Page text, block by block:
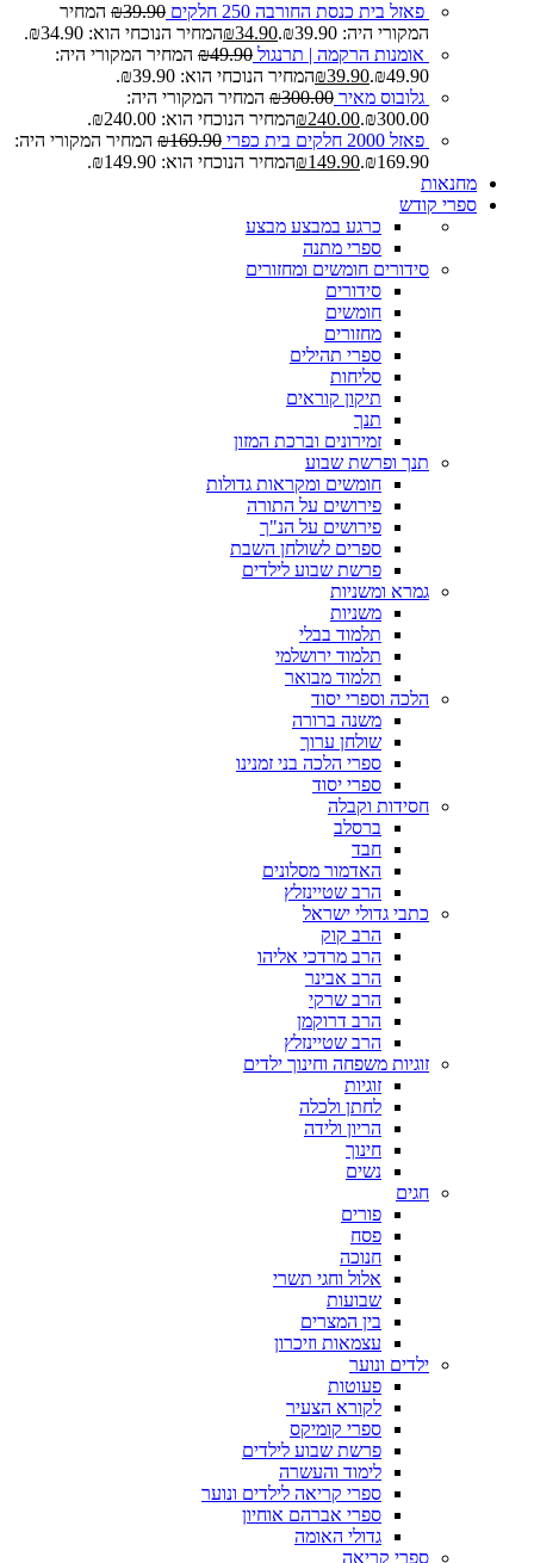
פאזל בית כנסת החורבה 250 חלקים ₪39.90
המחיר
המקורי היה: ₪39.90.
₪34.90
המחיר הנוכחי הוא: ₪34.90.
אומנות הרקמה | תרנגול
₪49.90
המחיר המקורי היה:
₪49.90.
₪39.90
המחיר הנוכחי הוא: ₪39.90.
גלובוס מאיר
₪300.00
המחיר המקורי היה:
₪300.00.
₪240.00
המחיר הנוכחי הוא: ₪240.00.
פאזל 2000 חלקים בית כפרי
₪169.90
המחיר המקורי היה:
₪169.90.
₪149.90
המחיר הנוכחי הוא: ₪149.90.
מחנאות
ספרי קודש
כרגע במבצע מבצע
ספרי מתנה
סידורים חומשים ומחזורים
סידורים
חומשים
מחזורים
ספרי תהילים
סליחות
תיקון קוראים
תנך
זמירונים וברכת המזון
תנך ופרשת שבוע
חומשים ומקראות גדולות
פירושים על התורה
פירושים על הנ"ך
ספרים לשולחן השבת
פרשת שבוע לילדים
גמרא ומשניות
משניות
תלמוד בבלי
תלמוד ירושלמי
תלמוד מבואר
הלכה וספרי יסוד
משנה ברורה
שולחן ערוך
ספרי הלכה בני זמנינו
ספרי יסוד
חסידות וקבלה
ברסלב
חבד
האדמור מסלונים
הרב שטיינזלץ
כתבי גדולי ישראל
הרב קוק
הרב מרדכי אליהו
הרב אבינר
הרב שרקי
הרב דרוקמן
הרב שטיינזלץ
זוגיות משפחה וחינוך ילדים
זוגיות
לחתן ולכלה
הריון ולידה
חינוך
נשים
חגים
פורים
פסח
חנוכה
אלול וחגי תשרי
שבועות
בין המצרים
עצמאות וזיכרון
ילדים ונוער
פעוטות
לקורא הצעיר
ספרי קומיקס
פרשת שבוע לילדים
לימוד והעשרה
ספרי קריאה לילדים ונוער
ספרי אברהם אוחיון
גדולי האומה
ספרי קריאה